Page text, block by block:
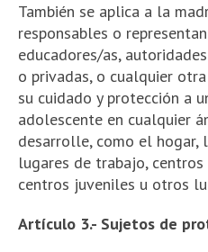
También se aplica a la
responsables o
educadores/as,
o privadas, o cualquier
su cuidado y protección a
adolescente en cualquier
desarrolle, como el hogar,
lugares de trabajo,
centros juveniles u otros
Artículo 3.- Sujetos de